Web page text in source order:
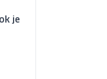
je